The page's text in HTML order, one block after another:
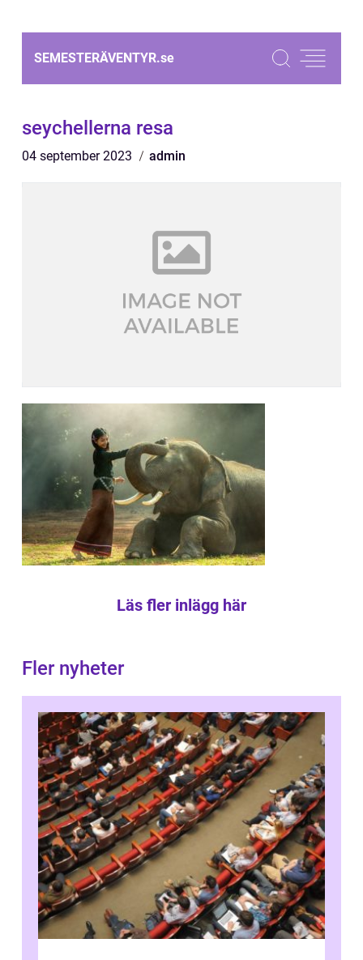
SEMESTERÄVENTYR.se
seychellerna resa
04 september 2023 admin
Läs fler inlägg här
Fler nyheter